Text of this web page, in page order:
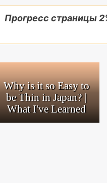
Прогресс страницы2
Why is it so Easy to
be Thin in Japan? |
What I've Learned